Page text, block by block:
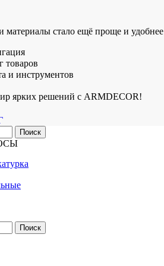
материалы стало ещё проще и
товаров
и инструментов
ярких решений с ARMDECOR!
Поиск
Поиск